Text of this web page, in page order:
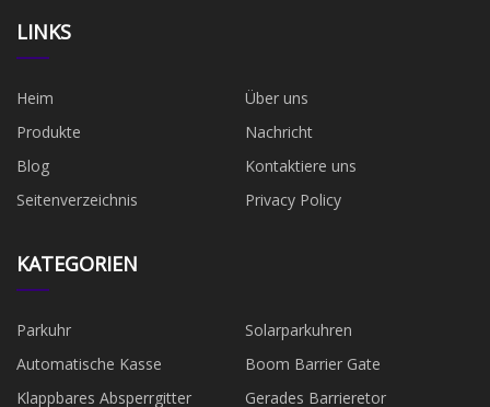
LINKS
Heim
Über uns
Produkte
Nachricht
Blog
Kontaktiere uns
Seitenverzeichnis
Privacy Policy
KATEGORIEN
Parkuhr
Solarparkuhren
Automatische Kasse
Boom Barrier Gate
Klappbares Absperrgitter
Gerades Barrieretor